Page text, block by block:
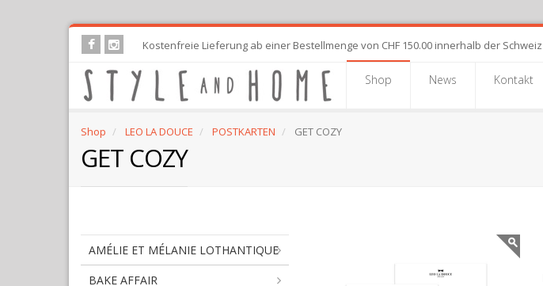
Skip
main
content
Kostenfreie Lieferung ab einer Bestellmenge von CHF 150.00 innerhalb der Schweiz
Shop News Kontakt
Shop LEO LA DOUCE POSTKARTEN GET COZY
GET COZY
AMÉLIE ET MÉLANIE LOTHANTIQUE
BAKE AFFAIR